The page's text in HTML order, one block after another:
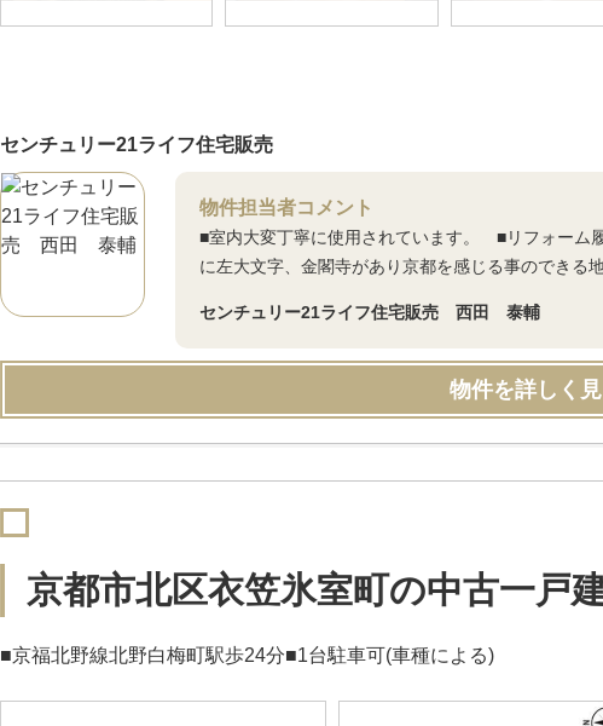
センチュリー21ライフ住宅販売
物件担当者コメント
■室内大変丁寧に使用されています。 ■リフォーム
に左大文字、金閣寺があり京都を感じる事のできる地
センチュリー21ライフ住宅販売 西田 泰輔
物件を詳しく
京都市北区衣笠氷室町の中古一戸
■京福北野線北野白梅町駅歩24分■1台駐車可(車種による)